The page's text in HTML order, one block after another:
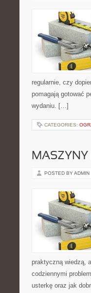
regularnie, czy
pomagają gotować
wydaniu. […]
CATEGORIES:
POSTED BY ADMIN
praktyczną wiedzą,
codziennymi
usterkę oraz jak